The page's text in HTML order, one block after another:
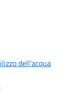
dell’acqua